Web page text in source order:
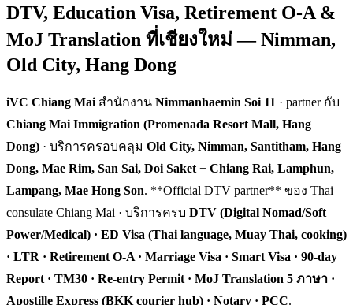
DTV, Education Visa, Retirement O-A &
MoJ Translation ที่เชียงใหม่ — Nimman,
Old City, Hang Dong
iVC Chiang Mai สำนักงาน Nimmanhaemin Soi 11 · partner กับ
Chiang Mai Immigration (Promenada Resort Mall, Hang
Dong) · บริการครอบคลุม Old City, Nimman, Santitham, Hang
Dong, Mae Rim, San Sai, Doi Saket + Chiang Rai, Lamphun,
Lampang, Mae Hong Son. **Official DTV partner** ของ Thai
consulate Chiang Mai · บริการครบ DTV (Digital Nomad/Soft
Power/Medical) · ED Visa (Thai language, Muay Thai, cooking)
· LTR · Retirement O-A · Marriage Visa · Smart Visa · 90-day
Report · TM30 · Re-entry Permit · MoJ Translation 5 ภาษา ·
Apostille Express (BKK courier hub) · Notary · PCC.